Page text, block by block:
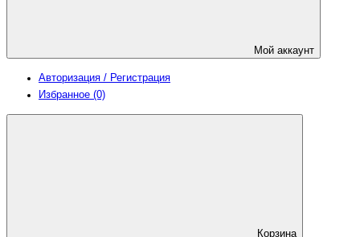
Мой аккаунт
Авторизация / Регистрация
Избранное (0)
Корзина